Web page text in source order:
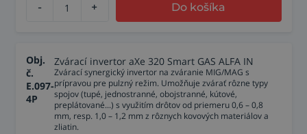
- + Do košíka
Obj.
č.
E.097-
4P
Zvárací invertor aXe 320 Smart GAS ALFA IN
Zvárací synergický invertor na zváranie MIG/MAG s
prípravou pre pulzný režim. Umožňuje zvárať rôzne typy
spojov (tupé, jednostranné, obojstranné, kútové,
preplátované...) s využitím drôtov od priemeru 0,6 – 0,8
mm, resp. 1,0 – 1,2 mm z rôznych kovových materiálov a
zliatin.